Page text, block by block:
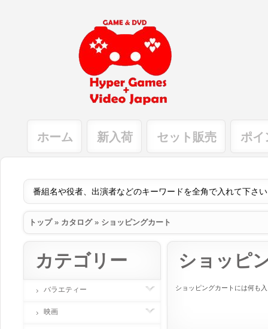
ホーム 新入荷 セット販売 ポイ
トップ» カタログ» ショッピングカート
ショッピ
ショッピングカートには何も
カテゴリー
バラエティー
映画